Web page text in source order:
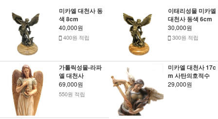
미카엘 대천사 동
색 8cm
40,000원
400원 적립
이태리성물 미카엘
대천사 동색 6cm
30,000원
300원 적립
가톨릭성물-라파
엘 대천사
69,000원
550원 적립
미카엘 대천사 17c
m 사탄의호적수
29,000원